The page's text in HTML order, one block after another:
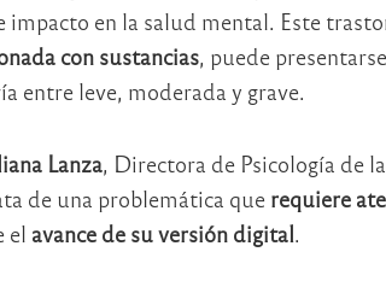
impacto en la salud mental. Este
con sustancias, puede
entre leve, moderada y grave.
Lanza, Directora de Psicología de
de una problemática que requiere
el avance de su versión digital.